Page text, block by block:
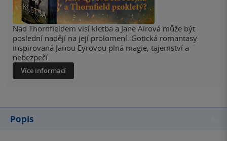
Nad Thornfieldem visí kletba a Jane Airová může být
poslední nadějí na její prolomení. Gotická romantasy
inspirovaná Janou Eyrovou plná magie, tajemství a
nebezpečí.
Více informací
Popis